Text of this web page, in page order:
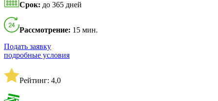
Срок: до 365 дней
Рассмотрение: 15 мин.
Подать заявку
подробные условия
Рейтинг: 4,0